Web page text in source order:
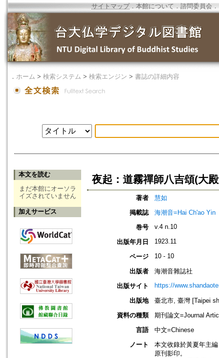
サイトマップ．本館について ． 諮問委員会 ．
． ホーム > 検索システム > 検索エンジン > 書誌の詳細内容
本文を読む
まだ本館にオーソラ
イズされていません
加えサービス
夜起：道霧禪師八吉頌(大
著者
慧如
掲載誌
海潮音=Hai Ch'ao Yin
巻号
v.4 n.10
出版年月日 1923.11
ページ 10 - 10
出版者
海潮音雜誌社
出版サイト
https://
出版地
臺北市, 臺灣 [Taipei
資料の種類
期刊論文=Journal
言語
中文=Chinese
ノート
本文收錄於黃夏年主
原刊影印。